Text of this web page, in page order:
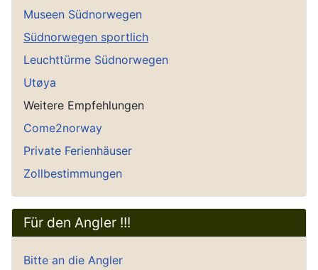
Museen Südnorwegen
Südnorwegen sportlich
Leuchttürme Südnorwegen
Utøya
Weitere Empfehlungen
Come2norway
Private Ferienhäuser
Zollbestimmungen
Für den Angler !!!
Bitte an die Angler